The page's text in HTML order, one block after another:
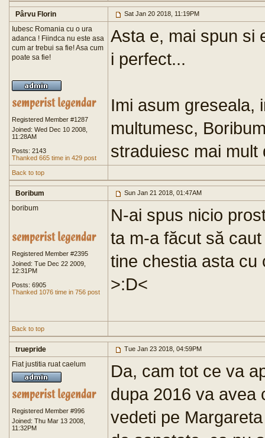
Pârvu Florin Sat Jan 20 2018, 11:19PM
Iubesc Romania cu o ura
adanca ! Fiindca nu este asa
cum ar trebui sa fie! Asa cum
poate sa fie!
Registered Member #1287
Joined: Wed Dec 10 2008,
11:28AM
Posts: 2143
Thanked 665 time in 429 post
Asta e, mai spun si
i perfect...
Imi asum greseala,
multumesc,
straduiesc mai mult
Back to top
Boribum Sun Jan 21 2018, 01:47AM
boribum
Registered Member #2395
Joined: Tue Dec 22 2009,
12:31PM
Posts: 6905
Thanked 1076 time in 756 post
N-ai spus nicio
ta m-a făcut să
tine chestia asta cu
>:D<
Back to top
truepride Tue Jan 23 2018, 04:59PM
Fiat justitia ruat caelum
Registered Member #996
Joined: Thu Mar 13 2008,
11:32PM
Da, cam tot ce va
dupa 2016 va avea
vedeti pe